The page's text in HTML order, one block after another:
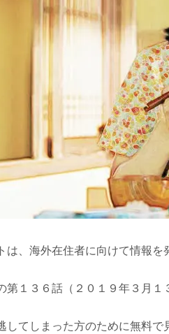
は、海外在住者に向けて情報を
第１３６話（２０１９年３月
してしまった方のために無料で